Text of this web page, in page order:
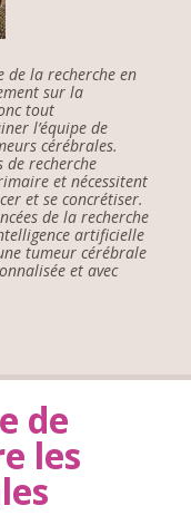
de la recherche en
sur la
tout
l’équipe de
cérébrales.
de recherche
et nécessitent
et se concrétiser.
de la recherche
artificielle
tumeur cérébrale
et avec
de
les